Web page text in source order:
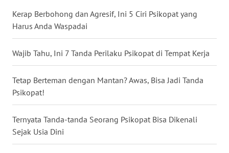
Kerap Berbohong dan Agresif, Ini 5 Ciri Psikopat yang
Harus Anda Waspadai
Wajib Tahu, Ini 7 Tanda Perilaku Psikopat di Tempat Kerja
Tetap Berteman dengan Mantan? Awas, Bisa Jadi Tanda
Psikopat!
Ternyata Tanda-tanda Seorang Psikopat Bisa Dikenali
Sejak Usia Dini
SULBAR
BABEL
WN
SUMBAR
WN
SUMSEL